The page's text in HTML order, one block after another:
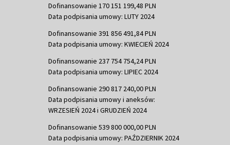
Dofinansowanie 170 151 199,48 PLN
Data podpisania umowy: LUTY 2024
Dofinansowanie 391 856 491,84 PLN
Data podpisania umowy: KWIECIEŃ 2024
Dofinansowanie 237 754 754,24 PLN
Data podpisania umowy: LIPIEC 2024
Dofinansowanie 290 817 240,00 PLN
Data podpisania umowy i aneksów:
WRZESIEŃ 2024 i GRUDZIEŃ 2024
Dofinansowanie 539 800 000,00 PLN
Data podpisania umowy: PAŹDZIERNIK 2024